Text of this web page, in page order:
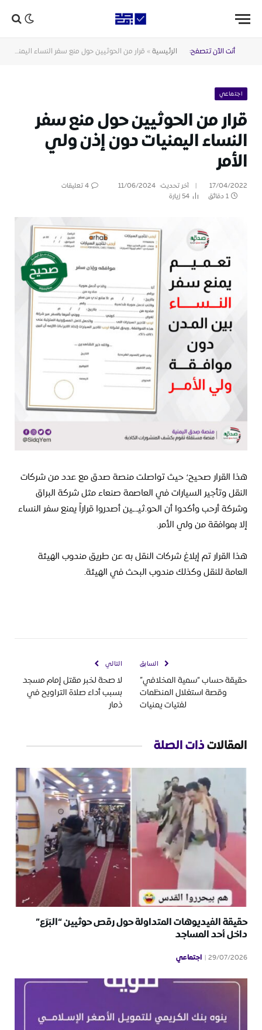
أنت الآن تتصفح: الرئيسية » قرار من الحوثيين حول منع سفر النساء اليمنيات دون إذن ولي الأمر
اجتماعي
قرار من الحوثيين حول منع سفر
النساء اليمنيات دون إذن ولي
الأمر
17/04/2022 آخر تحديث: 11/06/2024
4 تعليقات
1 دقائق
54زيارة
هذا القرار صحيح؛ حيث تواصلت منصة صدق مع عدد من شركات
النقل وتأجير السيارات في العاصمة صنعاء مثل شركة البراق
وشركة أرحب وأكدوا أن الحو.ثيـ.ـين أصدروا قراراً يمنع سفر النساء
إلا بموافقة من ولي الأمر.
هذا القرار تم إبلاغ شركات النقل به عن طريق مندوب الهيئة
العامة للنقل وكذلك مندوب البحث في الهيئة.
السابق
حقيقة حساب “سمية المخلافي”
وقصة استغلال المنظمات
لفتيات يمنيات
التالي
لا صحة لخبر مقتل إمام مسجد
بسبب أداء صلاة التراويح في
ذمار
المقالاتذات الصلة
حقيقة الفيديوهات المتداولة حول رقص حوثيين “البَرَع”
داخل أحد المساجد
29/07/2026 اجتماعي